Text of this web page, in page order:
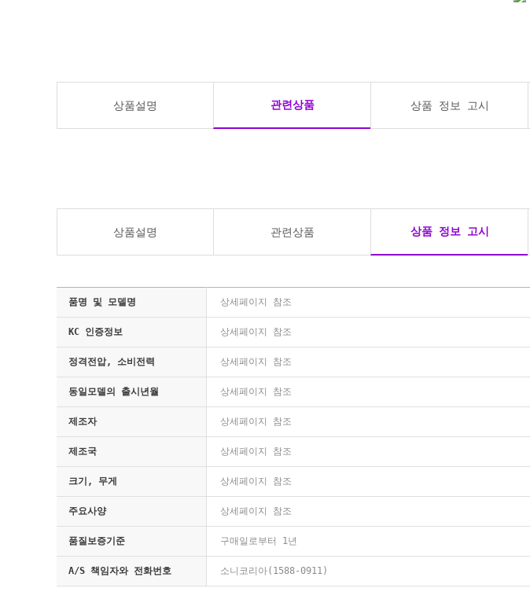
상품설명 관련상품 상품 정보 고시
상품설명 관련상품 상품 정보 고시
품명 및 모델명 상세페이지 참조
KC 인증정보 상세페이지 참조
정격전압, 소비전력 상세페이지 참조
동일모델의 출시년월 상세페이지 참조
제조자 상세페이지 참조
제조국 상세페이지 참조
크기, 무게 상세페이지 참조
주요사양 상세페이지 참조
품질보증기준 구매일로부터 1년
A/S 책임자와 전화번호 소니코리아(1588-0911)